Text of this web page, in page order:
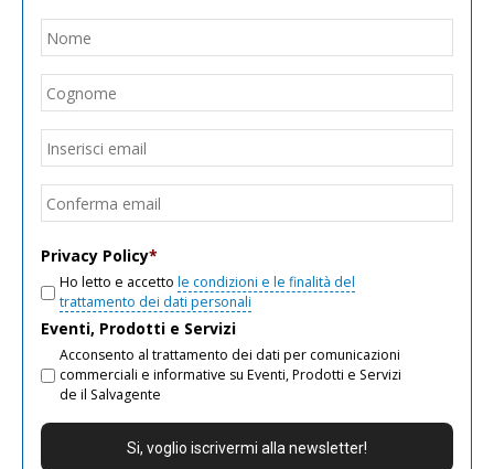
Nome
Email
Privacy Policy*
Ho letto e accetto le condizioni e le finalità del
trattamento dei dati personali
Eventi, Prodotti e Servizi
Acconsento al trattamento dei dati per comunicazioni
commerciali e informative su Eventi, Prodotti e Servizi
de il Salvagente